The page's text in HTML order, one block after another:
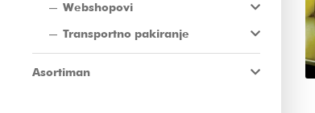
Webshopovi
Transportno pakiranje
Asortiman